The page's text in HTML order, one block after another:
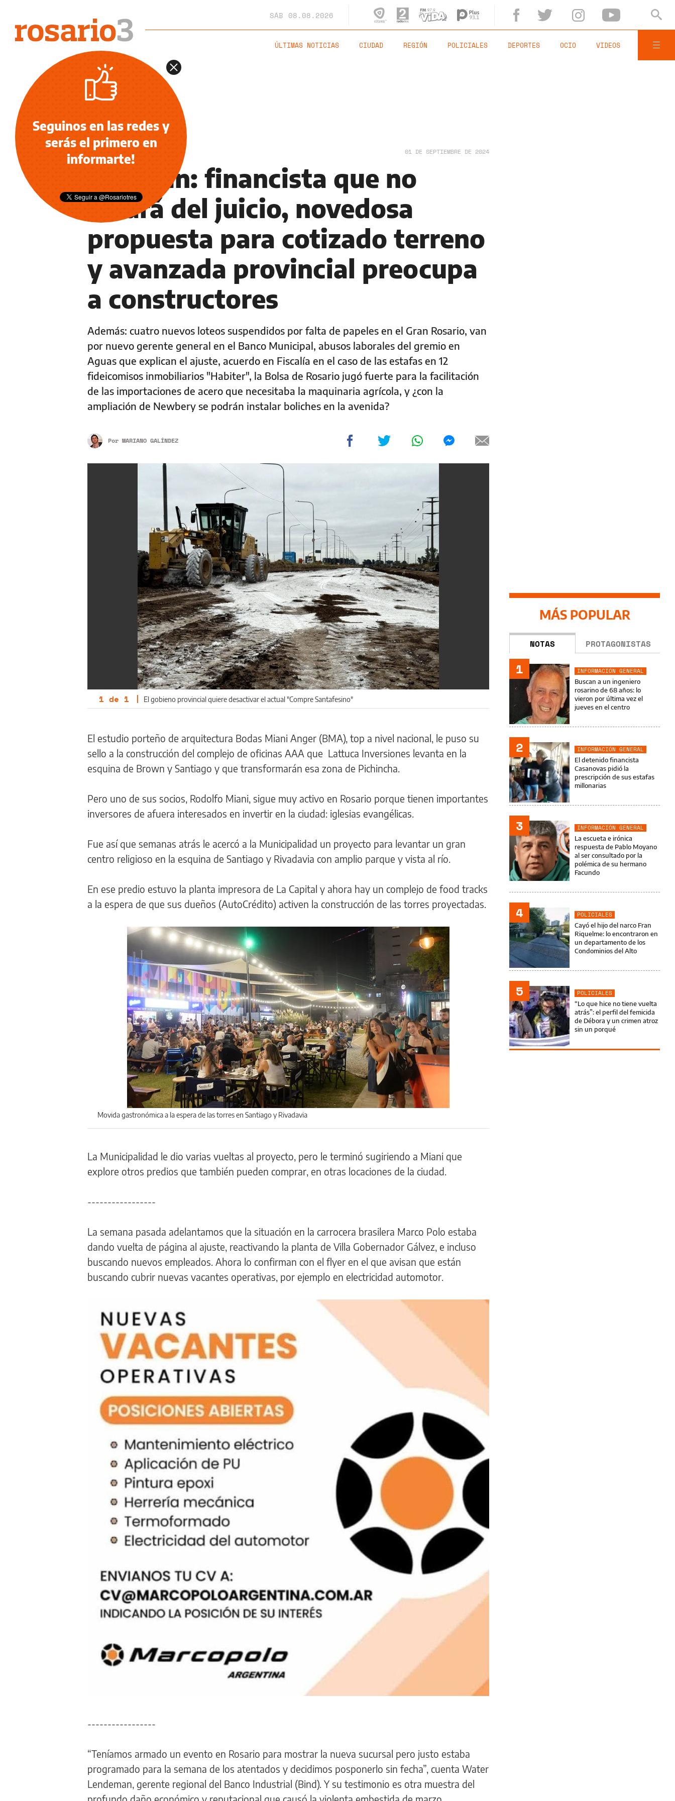
SÁB 08.08.2026
ÚLTIMAS NOTICIAS CIUDAD REGIÓN POLICIALES DEPORTES OCIO VIDEOS
ECONOMÍA NEGOCIOS AGRO 01 DE SEPTIEMBRE DE 2024
Run Run: financista que no
zafará del juicio, novedosa
propuesta para cotizado terreno
y avanzada provincial preocupa
a constructores
Además: cuatro nuevos loteos suspendidos por falta de papeles en el Gran Rosario, van
por nuevo gerente general en el Banco Municipal, abusos laborales del gremio en
Aguas que explican el ajuste, acuerdo en Fiscalía en el caso de las estafas en 12
fideicomisos inmobiliarios "Habiter", la Bolsa de Rosario jugó fuerte para la facilitación
de las importaciones de acero que necesitaba la maquinaria agrícola, y ¿con la
ampliación de Newbery se podrán instalar boliches en la avenida?
Por MARIANO GALÍNDEZ
1 de 1 | El gobieno provincial quiere desactivar el actual "Compre Santafesino"
El estudio porteño de arquitectura Bodas Miani Anger (BMA), top a nivel nacional, le puso su
sello a la construcción del complejo de oficinas AAA que Lattuca Inversiones levanta en la
esquina de Brown y Santiago y que transformarán esa zona de Pichincha.
Pero uno de sus socios, Rodolfo Miani, sigue muy activo en Rosario porque tienen importantes
inversores de afuera interesados en invertir en la ciudad: iglesias evangélicas.
Fue así que semanas atrás le acercó a la Municipalidad un proyecto para levantar un gran
centro religioso en la esquina de Santiago y Rivadavia con amplio parque y vista al río.
En ese predio estuvo la planta impresora de La Capital y ahora hay un complejo de food tracks
a la espera de que sus dueños (AutoCrédito) activen la construcción de las torres proyectadas.
Movida gastronómica a la espera de las torres en Santiago y Rivadavia
La Municipalidad le dio varias vueltas al proyecto, pero le terminó sugiriendo a Miani que
explore otros predios que también pueden comprar, en otras locaciones de la ciudad.
-----------------
La semana pasada adelantamos que la situación en la carrocera brasilera Marco Polo estaba
dando vuelta de página al ajuste, reactivando la planta de Villa Gobernador Gálvez, e incluso
buscando nuevos empleados. Ahora lo confirman con el flyer en el que avisan que están
buscando cubrir nuevas vacantes operativas, por ejemplo en electricidad automotor.
-----------------
“Teníamos armado un evento en Rosario para mostrar la nueva sucursal pero justo estaba
programado para la semana de los atentados y decidimos posponerlo sin fecha”, cuenta Water
Lendeman, gerente regional del Banco Industrial (Bind). Y su testimonio es otra muestra del
MÁS POPULAR
NOTAS PROTAGONISTAS
1
INFORMACIÓN GENERAL
Buscan a un ingeniero
rosarino de 68 años: lo
vieron por última vez el
jueves en el centro
2
INFORMACIÓN GENERAL
El detenido financista
Casanovas pidió la
prescripción de sus estafas
millonarias
3
INFORMACIÓN GENERAL
La escueta e irónica
respuesta de Pablo Moyano
al ser consultado por la
polémica de su hermano
Facundo
4
POLICIALES
Cayó el hijo del narco Fran
Riquelme: lo encontraron en
un departamento de los
Condominios del Alto
5
POLICIALES
“Lo que hice no tiene vuelta
atrás”: el perfil del femicida
de Débora y un crimen atroz
sin un porqué
Seguinos en las redes y
serás el primero en
informarte!